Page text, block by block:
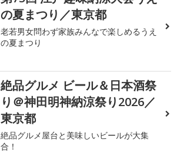
の夏まつり／東京都
老若男女問わず家族みんなで楽しめるうえ
の夏まつり
絶品グルメ ビール＆日本酒祭
り＠神田明神納涼祭り2026／
東京都
絶品グルメ屋台と美味しいビールが大集
合！